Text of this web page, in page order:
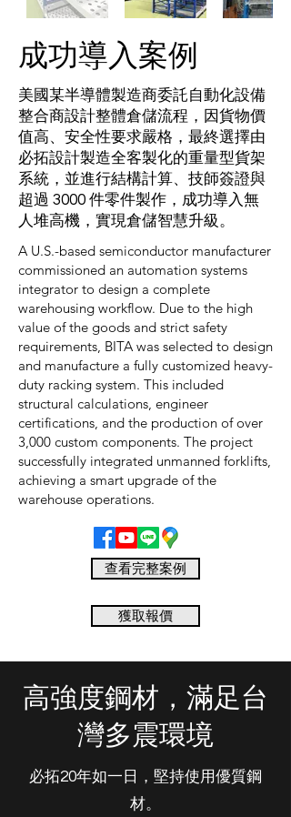
​成功導入案例
美國某半導體製造商委託自動化設備
整合商設計整體倉儲流程，因貨物價
值高、安全性要求嚴格，最終選擇由
必拓設計製造全客製化的重量型貨架
系統，並進行結構計算、技師簽證與
超過 3000 件零件製作，成功導入無
人堆高機，實現倉儲智慧升級。
A U.S.-based semiconductor manufacturer
commissioned an automation systems
integrator to design a complete
warehousing workflow. Due to the high
value of the goods and strict safety
requirements, BITA was selected to design
and manufacture a fully customized heavy-
duty racking system. This included
structural calculations, engineer
certifications, and the production of over
3,000 custom components. The project
successfully integrated unmanned forklifts,
achieving a smart upgrade of the
warehouse operations.
查看完整案例
獲取報價
高強度鋼材，滿足台
灣多震環境
必拓20年如一日，堅持使用優質鋼
材。